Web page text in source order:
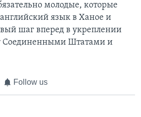
молодые, которые
английский язык в Ханое и
шаг вперед в укреплении
Штатами и
Follow us